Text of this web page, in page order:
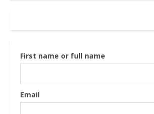
First name or full name
Email